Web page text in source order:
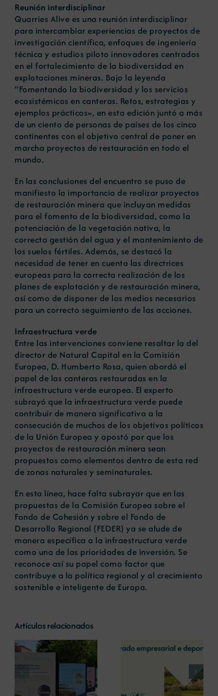
Reunión interdisciplinar
Quarries Alive es una reunión interdisciplinar
para intercambiar experiencias de proyectos de
investigación científica, enfoques de ingeniería
técnica y estudios piloto innovadores centrados
en el fortalecimiento de la biodiversidad en
explotaciones mineras. Bajo la leyenda
“Fomentando la biodiversidad y los servicios
ecosistémicos en canteras. Retos, estrategias y
ejemplos prácticos», en esta edición juntó a más
de un ciento de personas de países de los cinco
continentes con el objetivo central de poner en
marcha proyectos de restauración en todo el
mundo.
En las conclusiones del encuentro se puso de
manifiesto la importancia de realizar proyectos
de restauración minera que incluyan medidas
para el fomento de la biodiversidad, como la
potenciación de la vegetación nativa, la
correcta gestión del agua y el mantenimiento de
los suelos fértiles. Además, se destacó la
necesidad de tener en cuenta las directrices
europeas para la correcta realización de los
planes de explotación y de restauración minera,
así como de disponer de los medios necesarios
para un correcto seguimiento de las acciones.
Infraestructura verde
Entre las intervenciones conviene resaltar la del
director de Natural Capital en la Comisión
Europea, D. Humberto Rosa, quien abordó el
papel de las canteras restauradas en la
infraestructura verde europea. El experto
subrayó que la infraestructura verde puede
contribuir de manera significativa a la
consecución de muchos de los objetivos políticos
de la Unión Europea y apostó por que los
proyectos de restauración minera sean
propuestos como elementos dentro de esta red
de zonas naturales y seminaturales.
En esta línea, hace falta subrayar que en las
propuestas de la Comisión Europea sobre el
Fondo de Cohesión y sobre el Fondo de
Desarrollo Regional (FEDER) ya se alude de
manera específica a la infraestructura verde
como una de las prioridades de inversión. Se
reconoce así su papel como factor que
contribuye a la política regional y al crecimiento
sostenible e inteligente de Europa.
Artículos relacionados
La COMG reúne a
dos líderes
empresarias con
motivo de su
Centenario para
La OIPE y el
CRETUS
presentan las
últimas
innovaciones en